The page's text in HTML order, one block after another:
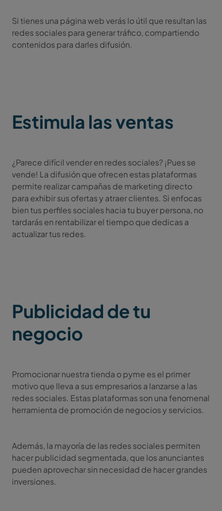
Si tienes una página web verás lo útil que resultan las
redes sociales para generar tráfico, compartiendo
contenidos para darles difusión.
Estimula las ventas
¿Parece difícil vender en redes sociales? ¡Pues se
vende! La difusión que ofrecen estas plataformas
permite realizar campañas de marketing directo
para exhibir sus ofertas y atraer clientes. Si enfocas
bien tus perfiles sociales hacia tu buyer persona, no
tardarás en rentabilizar el tiempo que dedicas a
actualizar tus redes.
Publicidad de tu
negocio
Promocionar nuestra tienda o pyme es el primer
motivo que lleva a sus empresarios a lanzarse a las
redes sociales. Estas plataformas son una fenomenal
herramienta de promoción de negocios y servicios.
Además, la mayoría de las redes sociales permiten
hacer publicidad segmentada, que los anunciantes
pueden aprovechar sin necesidad de hacer grandes
inversiones.